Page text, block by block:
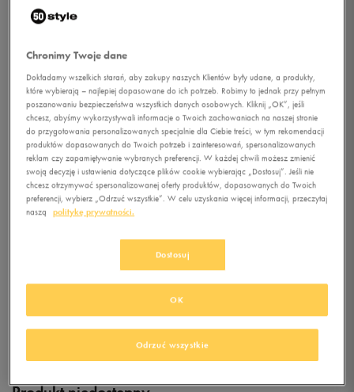
NIKE AIR MAX LIGHT
(0)
złz Vat
+ 0 PKT WKLUBIE 50 STYLE
Chronimy Twoje dane
Dokładamy wszelkich starań, aby zakupy naszych Klientów były udane, a produkty,
które wybierają – najlepiej dopasowane do ich potrzeb. Robimy to jednak przy pełnym
poszanowaniu bezpieczeństwa wszystkich danych osobowych. Kliknij „OK”, jeśli
chcesz, abyśmy wykorzystywali informacje o Twoich zachowaniach na naszej stronie
do przygotowania personalizowanych specjalnie dla Ciebie treści, w tym rekomendacji
produktów dopasowanych do Twoich potrzeb i zainteresowań, spersonalizowanych
reklam czy zapamiętywanie wybranych preferencji. W każdej chwili możesz zmienić
swoją decyzję i ustawienia dotyczące plików cookie wybierając „Dostosuj”. Jeśli nie
chcesz otrzymywać spersonalizowanej oferty produktów, dopasowanych do Twoich
preferencji, wybierz „Odrzuć wszystkie”. W celu uzyskania więcej informacji, przeczytaj
naszą
politykę prywatności.
Dostosuj
Odrzuć wszystkie
OK